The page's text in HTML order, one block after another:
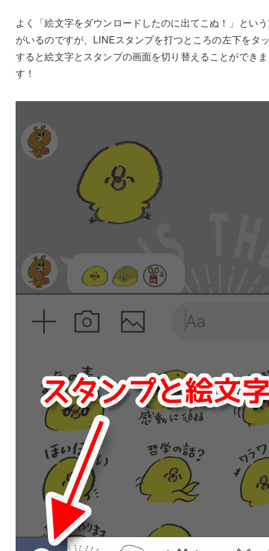
よく「絵文字をダウンロードしたのに出てこぬ！」とい
がいるのですが、LINEスタンプを打つところの左下をタ
すると絵文字とスタンプの画面を切り替えることができま
す！